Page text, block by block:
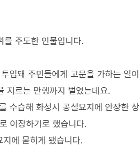
주도한 인물입니다.
입돼 주민들에게 고문을 가하는 일
지르는 만행까지 벌였는데요.
수습해 화성시 공설묘지에 안장한
이장하기로 했습니다.
에 묻히게 됐습니다.